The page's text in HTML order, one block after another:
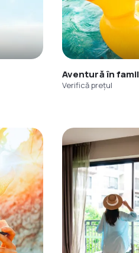
Aventură în
Verifică prețul